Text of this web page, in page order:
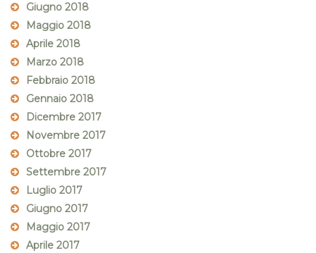
Giugno 2018
Maggio 2018
Aprile 2018
Marzo 2018
Febbraio 2018
Gennaio 2018
Dicembre 2017
Novembre 2017
Ottobre 2017
Settembre 2017
Luglio 2017
Giugno 2017
Maggio 2017
Aprile 2017